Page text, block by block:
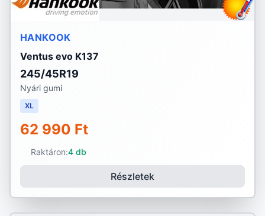
HANKOOK
Ventus evo K137
245/45R19
Nyári gumi
XL
62 990 Ft
Raktáron:4 db
Részletek